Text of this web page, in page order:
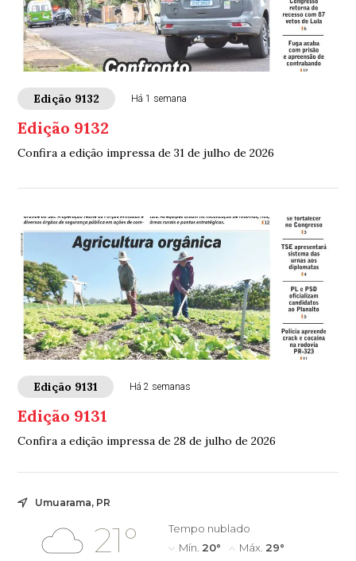
Edição 9132 Há 1 semana
Edição 9132
Confira a edição impressa de 31 de julho de 2026
Edição 9131 Há 2 semanas
Edição 9131
Confira a edição impressa de 28 de julho de 2026
Umuarama, PR
21°
Tempo nublado
Mín. 20° Máx. 29°